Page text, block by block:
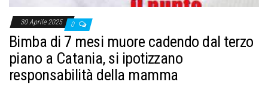
30 Aprile 2025 0
Bimba di 7 mesi muore cadendo dal terzo
piano a Catania, si ipotizzano
responsabilità della mamma